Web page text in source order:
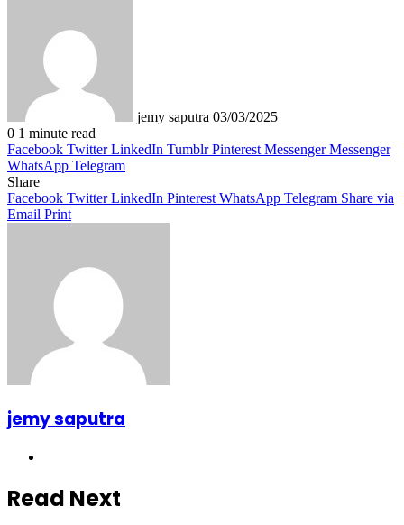
jemy saputra 03/03/2025
0 1 minute read
Facebook Twitter LinkedIn Tumblr Pinterest Messenger Messenger
WhatsApp Telegram
Share
Facebook Twitter LinkedIn Pinterest WhatsApp Telegram Share via
Email Print
jemy saputra
Read Next